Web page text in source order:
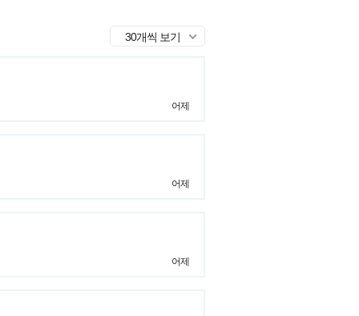
30개씩 보기
어제
어제
어제